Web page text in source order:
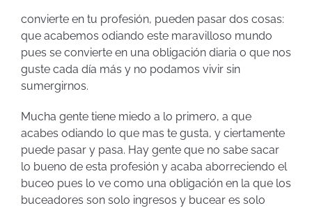
convierte en tu profesión, pueden pasar dos cosas:
que acabemos odiando este maravilloso mundo
pues se convierte en una obligación diaria o que nos
guste cada día más y no podamos vivir sin
sumergirnos.
Mucha gente tiene miedo a lo primero, a que
acabes odiando lo que mas te gusta, y ciertamente
puede pasar y pasa. Hay gente que no sabe sacar
lo bueno de esta profesión y acaba aborreciendo el
buceo pues lo ve como una obligación en la que los
buceadores son solo ingresos y bucear es solo